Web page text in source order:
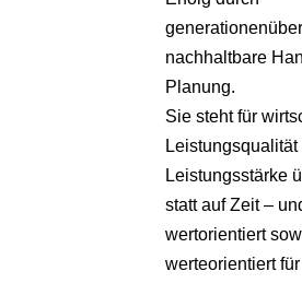
nachhaltbare
Planung.
Sie steht für
Leistungsqualität
Leistungsstärke
statt auf Zeit –
wertorientiert
werteorientiert